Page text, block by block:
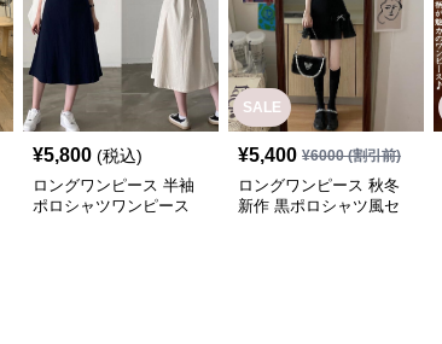
¥5,800 (税込)
ロングワンピース 半袖
ポロシャツワンピース
SALE
¥5,400 ¥6000(割引前)
ロングワンピース 秋冬
新作 黒ポロシャツ風セ